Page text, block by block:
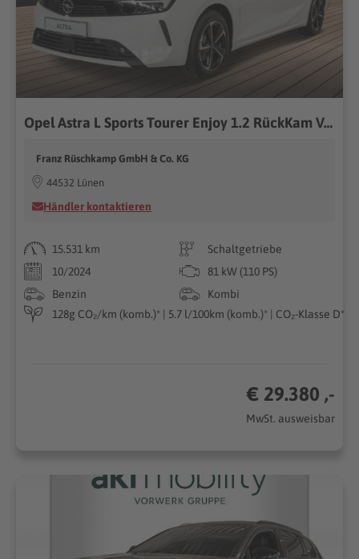
Opel Astra L Sports Tourer Enjoy 1.2 RückKam Voll-LED
Franz Rüschkamp GmbH & Co. KG
44532 Lünen
Händler kontaktieren
15.531 km
Schaltgetriebe
10/2024
81 kW (110 PS)
Benzin
Kombi
128g CO₂/km (komb.)* | 5.7 l/100km (komb.)* | CO₂-Klasse D*
€ 29.380 ,-
MwSt. ausweisbar